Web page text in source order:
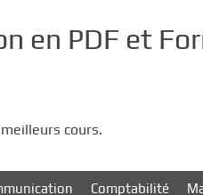
en PDF et
cours.
Comptabilité